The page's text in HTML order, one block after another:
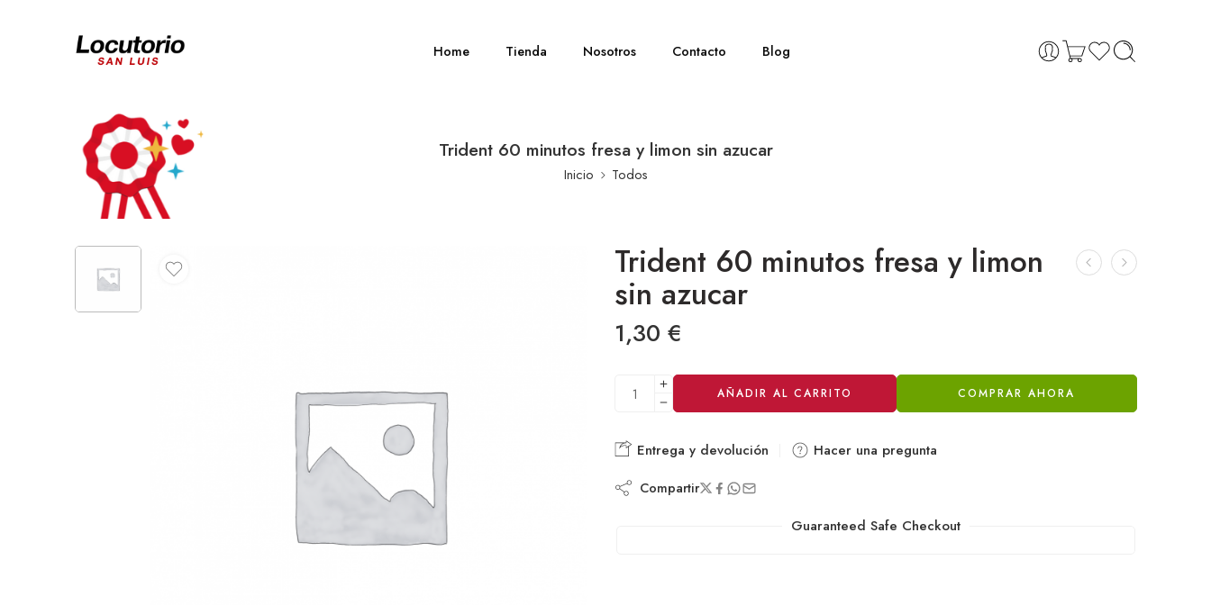
Home Tienda Nosotros Contacto Blog
Trident 60 minutos fresa y limon sin azucar
Inicio Todos
Trident 60 minutos fresa y limon
sin azucar
1,30 €
AÑADIR AL CARRITO COMPRAR AHORA
Alternative:
Entrega y devolución Hacer una pregunta
Compartir
Guaranteed Safe Checkout